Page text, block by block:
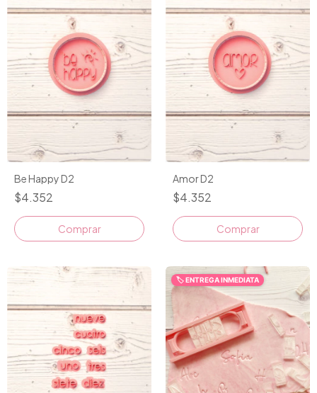
Be Happy D2
$4.352
Comprar
Amor D2
$4.352
Comprar
🏷️ ENTREGA INMEDIATA